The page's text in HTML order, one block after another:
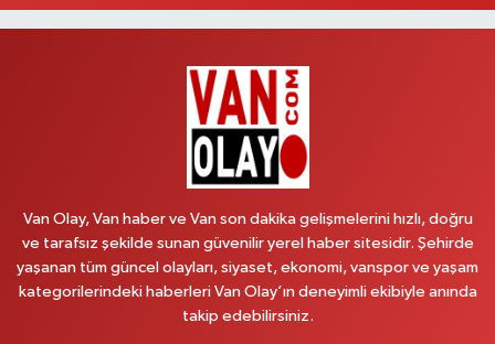
Yol Tarifi Al
ÖZEL AKDAMAR HASTANESİ KARŞISI HATUNİYE MAH.ASMİN SK.NO:11
Çağatay Eczanesi
MAHMUDİYE MAH.VAN-SARAY YOLU 113 D
Yol Tarifi Al
Van Olay, Van haber ve Van son dakika gelişmelerini hızlı, doğru
ve tarafsız şekilde sunan güvenilir yerel haber sitesidir. Şehirde
yaşanan tüm güncel olayları, siyaset, ekonomi, vanspor ve yaşam
kategorilerindeki haberleri Van Olay’ın deneyimli ekibiyle anında
takip edebilirsiniz.